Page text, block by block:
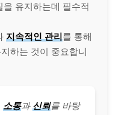
유지하는데 필수적
지속적인 관리를 통해
하는 것이 중요합니
소통과 신뢰를 바탕